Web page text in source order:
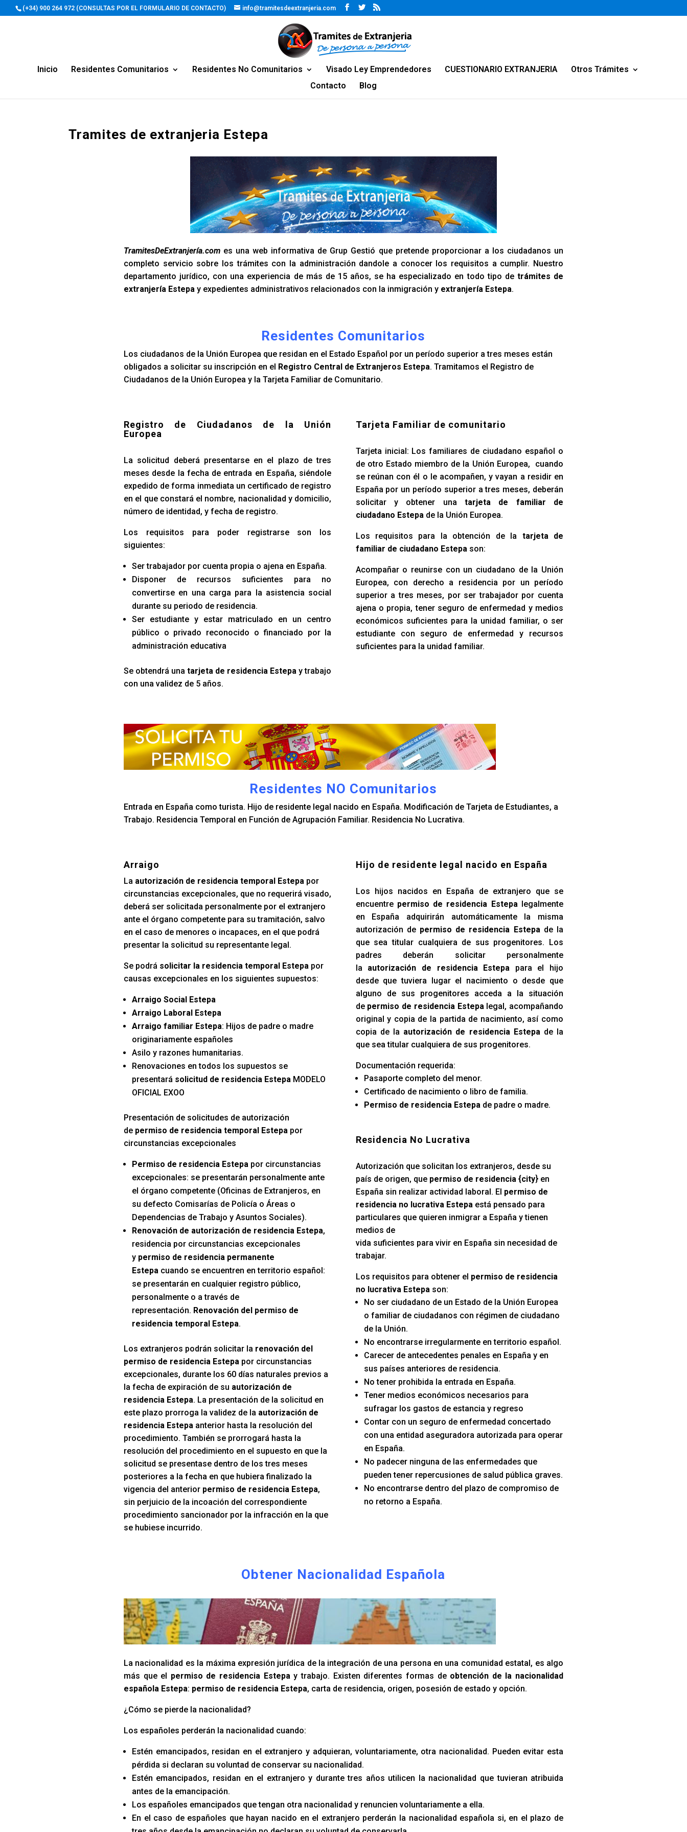
(+34) 900 264 972 (CONSULTAS POR EL FORMULARIO DE CONTACTO) info@tramitesdeextranjeria.com
Inicio Residentes Comunitarios Residentes No Comunitarios Visado Ley Emprendedores CUESTIONARIO EXTRANJERIA
Otros Trámites
Contacto
Blog
Tramites de extranjeria Estepa
TramitesDeExtranjería.comes una web informativa de Grup Gestió que pretende proporcionar a los ciudadanos un
completo servicio sobre los trámites con la administración dandole a conocer los requisitos a cumplir. Nuestro
departamento jurídico, con una experiencia de más de 15 años, se ha especializado en todo tipo de trámites de
extranjería Estepa y expedientes administrativos relacionados con la inmigración y extranjería Estepa.
Residentes Comunitarios
Los ciudadanos de la Unión Europea que residan en el Estado Español por un período superior a tres meses están
obligados a solicitar su inscripción en el Registro Central de Extranjeros Estepa. Tramitamos el Registro de
Ciudadanos de la Unión Europea y la Tarjeta Familiar de Comunitario.
Registro de Ciudadanos de la Unión
Europea
La solicitud deberá presentarse en el plazo de tres
meses desde la fecha de entrada en España, siéndole
expedido de forma inmediata un certificado de registro
en el que constará el nombre, nacionalidad y domicilio,
número de identidad, y fecha de registro.
Los requisitos para poder registrarse son los
siguientes:
Ser trabajador por cuenta propia o ajena en España.
Disponer de recursos suficientes para no
convertirse en una carga para la asistencia social
durante su periodo de residencia.
Ser estudiante y estar matriculado en un centro
público o privado reconocido o financiado por la
administración educativa
Se obtendrá unatarjeta de residencia Estepa y trabajo
con una validez de 5 años.
Tarjeta Familiar de comunitario
Tarjeta inicial: Los familiares de ciudadano español o
de otro Estado miembro de la Unión Europea, cuando
se reúnan con él o le acompañen, y vayan a residir en
España por un período superior a tres meses, deberán
solicitar y obtener una tarjeta de familiar de
ciudadano Estepa de la Unión Europea.
Los requisitos para la obtención de la tarjeta de
familiar de ciudadano Estepa son:
Acompañar o reunirse con un ciudadano de la Unión
Europea, con derecho a residencia por un período
superior a tres meses, por ser trabajador por cuenta
ajena o propia, tener seguro de enfermedad y medios
económicos suficientes para la unidad familiar, o ser
estudiante con seguro de enfermedad y recursos
suficientes para la unidad familiar.
Residentes NO Comunitarios
Entrada en España como turista. Hijo de residente legal nacido en España. Modificación de Tarjeta de Estudiantes, a
Trabajo. Residencia Temporal en Función de Agrupación Familiar. Residencia No Lucrativa.
Arraigo
La autorización de residencia temporal Estepa por
circunstancias excepcionales, que no requerirá visado,
deberá ser solicitada personalmente por el extranjero
ante el órgano competente para su tramitación, salvo
en el caso de menores o incapaces, en el que podrá
presentar la solicitud su representante legal.
Se podrá solicitar la residencia temporal Estepa por
causas excepcionales en los siguientes supuestos:
Arraigo Social Estepa
Arraigo Laboral Estepa
Arraigo familiar Estepa: Hijos de padre o madre
originariamente españoles
Asilo y razones humanitarias.
Renovaciones en todos los supuestos se
presentará solicitud de residencia Estepa MODELO
OFICIAL EXOO
Presentación de solicitudes de autorización
depermiso de residencia temporal Estepa por
circunstancias excepcionales
Permiso de residencia Estepa por circunstancias
excepcionales: se presentarán personalmente ante
el órgano competente (Oficinas de Extranjeros, en
su defecto Comisarías de Policía o Áreas o
Dependencias de Trabajo y Asuntos Sociales).
Renovación de autorización de residencia Estepa,
residencia por circunstancias excepcionales
y permiso de residencia permanente
Estepa cuando se encuentren en territorio español:
se presentarán en cualquier registro público,
personalmente o a través de
representación. Renovación del permiso de
residencia temporal Estepa.
Los extranjeros podrán solicitar la renovación del
permiso de residencia Estepa por circunstancias
excepcionales, durante los 60 días naturales previos a
la fecha de expiración de su autorización de
residencia Estepa. La presentación de la solicitud en
este plazo prorroga la validez de la autorización de
residencia Estepa anterior hasta la resolución del
procedimiento. También se prorrogará hasta la
resolución del procedimiento en el supuesto en que la
solicitud se presentase dentro de los tres meses
posteriores a la fecha en que hubiera finalizado la
vigencia del anterior permiso de residencia Estepa,
sin perjuicio de la incoación del correspondiente
procedimiento sancionador por la infracción en la que
se hubiese incurrido.
Hijo de residente legal nacido en España
Los hijos nacidos en España de extranjero que se
encuentre permiso de residencia Estepa legalmente
en España adquirirán automáticamente la misma
autorización de permiso de residencia Estepa de la
que sea titular cualquiera de sus progenitores. Los
padres deberán solicitar personalmente
la autorización de residencia Estepa para el hijo
desde que tuviera lugar el nacimiento o desde que
alguno de sus progenitores acceda a la situación
de permiso de residencia Estepa legal, acompañando
original y copia de la partida de nacimiento, así como
copia de la autorización de residencia Estepa de la
que sea titular cualquiera de sus progenitores.
Documentación requerida:
Pasaporte completo del menor.
Certificado de nacimiento o libro de familia.
Permiso de residencia Estepa de padre o madre.
Residencia No Lucrativa
Autorización que solicitan los extranjeros, desde su
país de origen, que permiso de residencia {city} en
España sin realizar actividad laboral. El permiso de
residencia no lucrativa Estepaestá pensado para
particulares que quieren inmigrar a España y tienen
medios de
vida suficientes para vivir en España sin necesidad de
trabajar.
Los requisitos para obtener el permiso de residencia
no lucrativa Estepason:
No ser ciudadano de un Estado de la Unión Europea
o familiar de ciudadanos con régimen de ciudadano
de la Unión.
No encontrarse irregularmente en territorio español.
Carecer de antecedentes penales en España y en
sus países anteriores de residencia.
No tener prohibida la entrada en España.
Tener medios económicos necesarios para
sufragar los gastos de estancia y regreso
Contar con un seguro de enfermedad concertado
con una entidad aseguradora autorizada para operar
en España.
No padecer ninguna de las enfermedades que
pueden tener repercusiones de salud pública graves.
No encontrarse dentro del plazo de compromiso de
no retorno a España.
Obtener Nacionalidad Española
La nacionalidad es la máxima expresión jurídica de la integración de una persona en una comunidad estatal, es algo
más que el permiso de residencia Estepa y trabajo. Existen diferentes formas de obtención de la nacionalidad
española Estepa: permiso de residencia Estepa, carta de residencia, origen, posesión de estado y opción.
¿Cómo se pierde la nacionalidad?
Los españoles perderán la nacionalidad cuando:
Estén emancipados, residan en el extranjero y adquieran, voluntariamente, otra nacionalidad. Pueden evitar esta
pérdida si declaran su voluntad de conservar su nacionalidad.
Estén emancipados, residan en el extranjero y durante tres años utilicen la nacionalidad que tuvieran atribuida
antes de la emancipación.
Los españoles emancipados que tengan otra nacionalidad y renuncien voluntariamente a ella.
En el caso de españoles que hayan nacido en el extranjero perderán la nacionalidad española si, en el plazo de